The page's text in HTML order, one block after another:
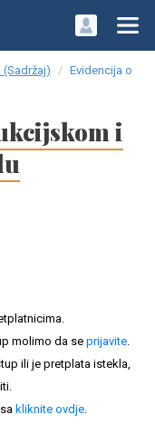
Evidencija o
i
molimo da se prijavite.
ili je pretplata istekla,
kliknite ovdje.